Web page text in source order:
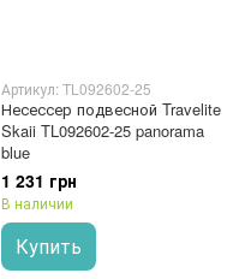
Артикул: TL092602-25
Несессер подвесной Travelite
Skaii TL092602-25 panorama
blue
1 231 грн
В наличии
Купить